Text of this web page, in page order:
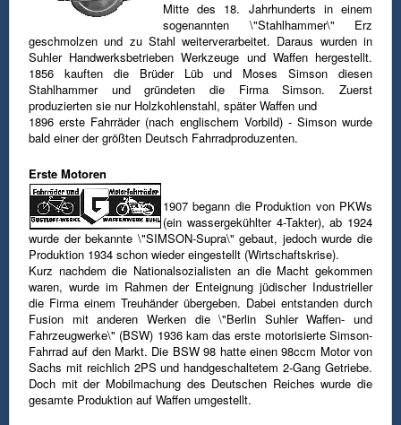
Mitte des 18. Jahrhunderts in einem
sogenannten \"Stahlhammer\" Erz
geschmolzen und zu Stahl weiterverarbeitet. Daraus wurden in
Suhler Handwerksbetrieben Werkzeuge und Waffen hergestellt.
1856 kauften die Brüder Lüb und Moses Simson diesen
Stahlhammer und gründeten die Firma Simson. Zuerst
produzierten sie nur Holzkohlenstahl, später Waffen und
1896 erste Fahrräder (nach englischem Vorbild) - Simson wurde
bald einer der größten Deutsch Fahrradproduzenten.
Erste Motoren
1907 begann die Produktion von PKWs
(ein wassergekühlter 4-Takter), ab 1924
wurde der bekannte \"SIMSON-Supra\" gebaut, jedoch wurde die
Produktion 1934 schon wieder eingestellt (Wirtschaftskrise).
Kurz nachdem die Nationalsozialisten an die Macht gekommen
waren, wurde im Rahmen der Enteignung jüdischer Industrieller
die Firma einem Treuhänder übergeben. Dabei entstanden durch
Fusion mit anderen Werken die \"Berlin Suhler Waffen- und
Fahrzeugwerke\" (BSW) 1936 kam das erste motorisierte Simson-
Fahrrad auf den Markt. Die BSW 98 hatte einen 98ccm Motor von
Sachs mit reichlich 2PS und handgeschaltetem 2-Gang Getriebe.
Doch mit der Mobilmachung des Deutschen Reiches wurde die
gesamte Produktion auf Waffen umgestellt.